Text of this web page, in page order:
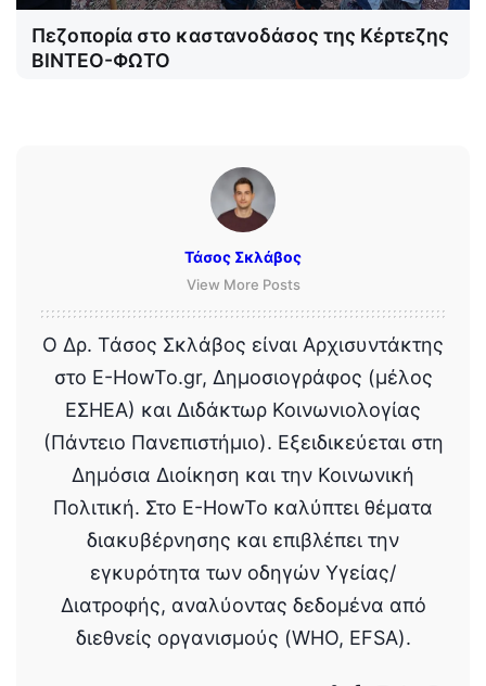
Πεζοπορία στο καστανοδάσος της Κέρτεζης
ΒΙΝΤΕΟ-ΦΩΤΟ
Τάσος Σκλάβος
View More Posts
Ο Δρ. Τάσος Σκλάβος είναι Αρχισυντάκτης
στο E-HowTo.gr, Δημοσιογράφος (μέλος
ΕΣΗΕΑ) και Διδάκτωρ Κοινωνιολογίας
(Πάντειο Πανεπιστήμιο). Εξειδικεύεται στη
Δημόσια Διοίκηση και την Κοινωνική
Πολιτική. Στο E-HowTo καλύπτει θέματα
διακυβέρνησης και επιβλέπει την
εγκυρότητα των οδηγών Υγείας/
Διατροφής, αναλύοντας δεδομένα από
διεθνείς οργανισμούς (WHO, EFSA).